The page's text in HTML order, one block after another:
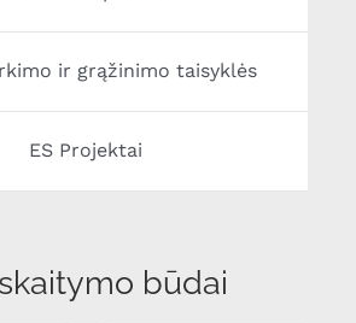
ir grąžinimo taisyklės
ES Projektai
būdai